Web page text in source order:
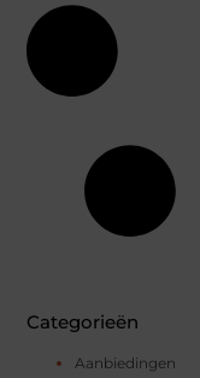
Categorieën
Aanbiedingen